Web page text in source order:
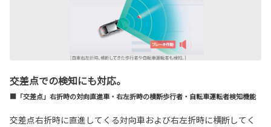
交差点での検知にも対応。
■「交差点」右折時の対向直進車・右左折時の横断歩行者・自転車運転者検知機能
交差点右折時に直進してくる対向車および右左折時に横断してく